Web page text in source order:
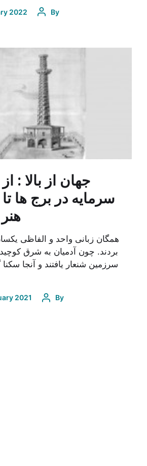
2022 By
جهان از بالا :
سرمایه در برج ها
بردند. چون آدمیان به شرق
سرزمین شنعار یافتند و آنجا سکنا
2021 By